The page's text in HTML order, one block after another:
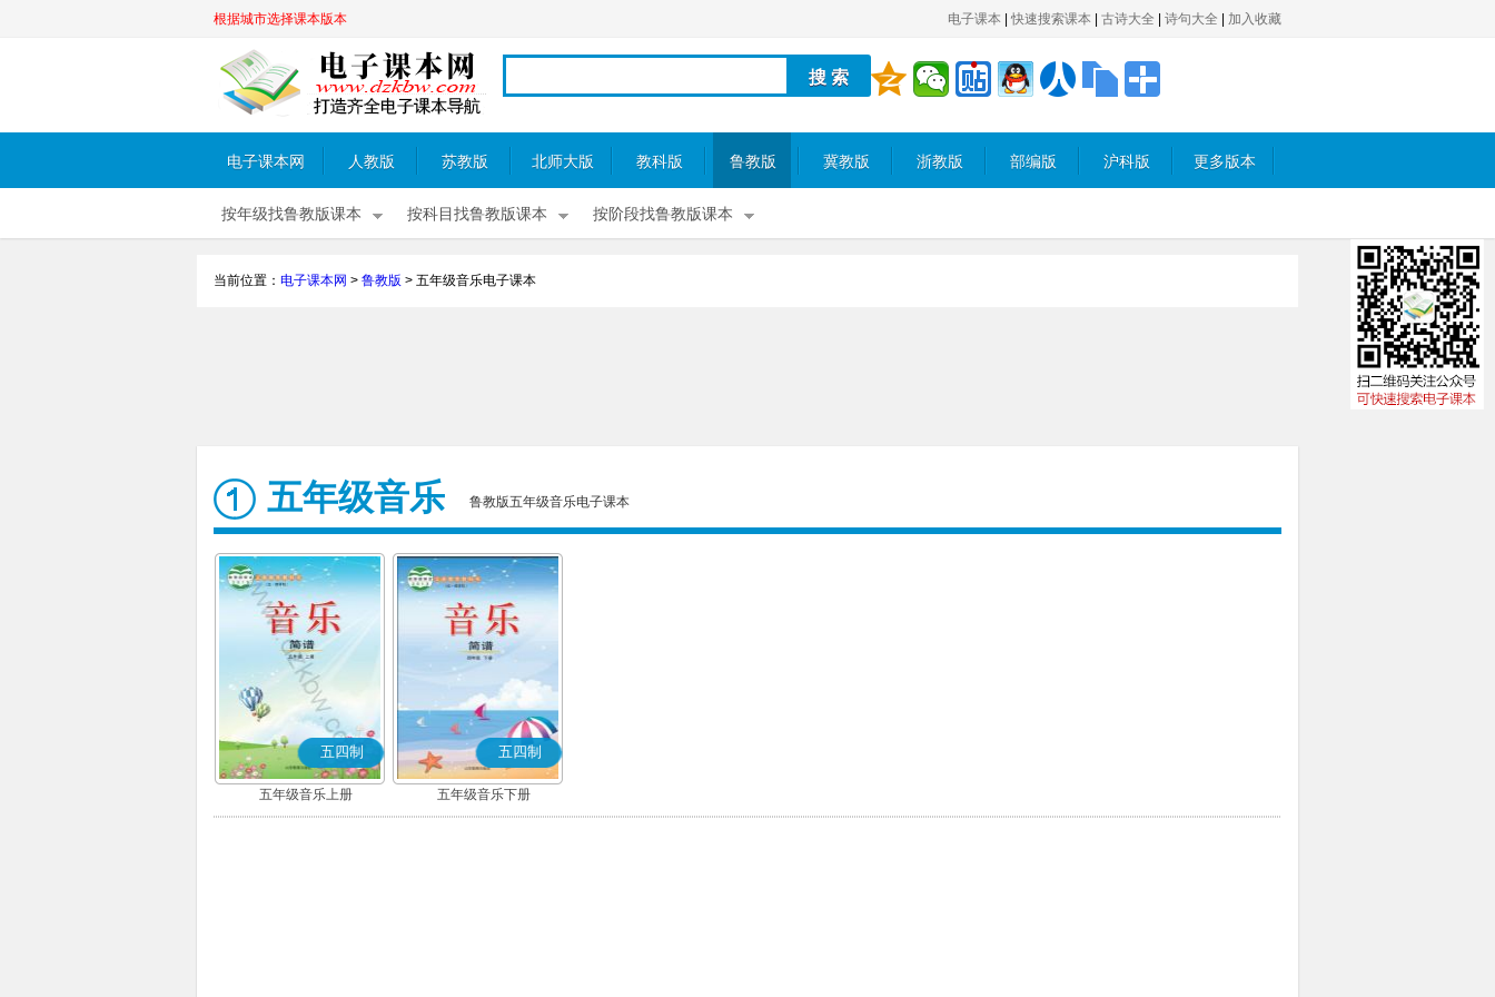
根据城市选择课本版本 电子课本 快速搜索课本 古诗大全 诗句大全 加入收藏
电子课本网 人教版 苏教版 北师大版 教科版 鲁教版 冀教版 浙教版 部编版 沪科版 更多版本
按年级找鲁教版课本 按科目找鲁教版课本 按阶段找鲁教版课本
当前位置： 电子课本网 > 鲁教版 > 五年级音乐电子课本
五年级音乐 鲁教版五年级音乐电子课本
五四制
五年级音乐上册
五四制
五年级音乐下册